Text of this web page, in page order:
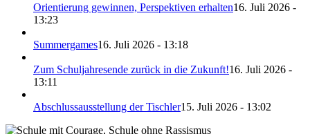
Orientierung gewinnen, Perspektiven erhalten16. Juli 2026 -
13:23
Summergames16. Juli 2026 - 13:18
Zum Schuljahresende zurück in die Zukunft!16. Juli 2026 -
13:11
Abschlussausstellung der Tischler15. Juli 2026 - 13:02